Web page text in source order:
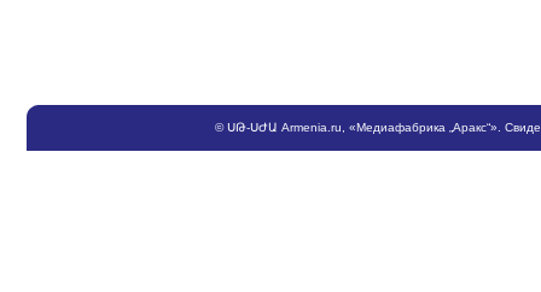
©ՍԹ-ՍԺԱ Armenia.ru , «Медиафабрика „Аракс“».